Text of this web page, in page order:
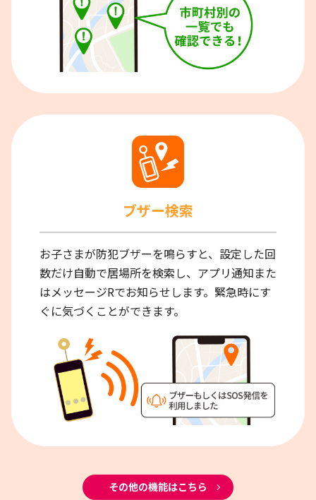
ブザー検索
お子さまが防犯ブザーを鳴らすと、設定した回
数だけ自動で居場所を検索し、アプリ通知また
はメッセージRでお知らせします。緊急時にす
ぐに気づくことができます。
その他の機能はこちら